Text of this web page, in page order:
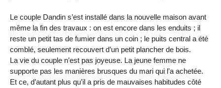
Le couple Dandin s’est installé dans la nouvelle maison avant
même la fin des travaux : on est encore dans les enduits ; il
reste un petit tas de fumier dans un coin ; le puits central a été
comblé, seulement recouvert d’un petit plancher de bois.
La vie du couple n’est pas joyeuse. La jeune femme ne
supporte pas les manières brusques du mari qui l’a achetée.
Et ce, d’autant plus qu’il a pris de mauvaises habitudes côté